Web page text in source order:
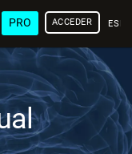
PRO ACCEDER